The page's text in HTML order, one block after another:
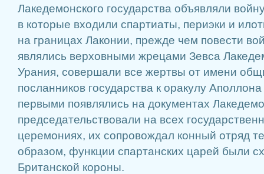
Лакедемонского государства объявляли
в которые входили спартиаты, периэки и
на границах Лаконии, прежде чем повести
являлись верховными жрецами Зевса
Урания, совершали все жертвы от имени
посланников государства к оракулу
первыми появлялись на документах
председательствовали на всех
церемониях, их сопровождал конный отряд
образом, функции спартанских царей были
Британской короны.